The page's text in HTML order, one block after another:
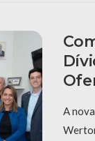
A